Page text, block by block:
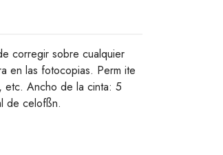
corregir sobre cualquier
en las fotocopias. Perm ite
etc. Ancho de la cinta: 5
de celofßn.